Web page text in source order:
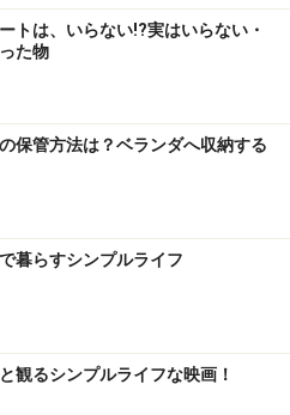
トは、いらない!?実はいらない・
た物
保管方法は？ベランダへ収納する
暮らすシンプルライフ
観るシンプルライフな映画！